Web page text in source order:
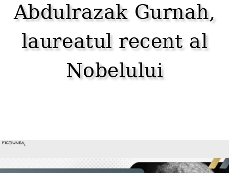
Abdulrazak Gurnah,
laureatul recent al
Nobelului